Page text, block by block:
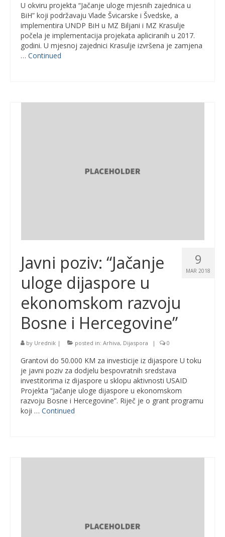
U okviru projekta “Jačanje uloge mjesnih zajednica u
BiH” koji podržavaju Vlade Švicarske i Švedske, a
implementira UNDP BiH u MZ Biljani i MZ Krasulje
počela je implementacija projekata apliciranih u 2017.
godini. U mjesnoj zajednici Krasulje izvršena je zamjena
… Continued
9
MAR 2018
Javni poziv: “Jačanje
uloge dijaspore u
ekonomskom razvoju
Bosne i Hercegovine”
by Urednik | posted in: Arhiva, Dijaspora | 0
Grantovi do 50.000 KM za investicije iz dijaspore U toku
je javni poziv za dodjelu bespovratnih sredstava
investitorima iz dijaspore u sklopu aktivnosti USAID
Projekta “Jačanje uloge dijaspore u ekonomskom
razvoju Bosne i Hercegovine”. Riječ je o grant programu
koji … Continued